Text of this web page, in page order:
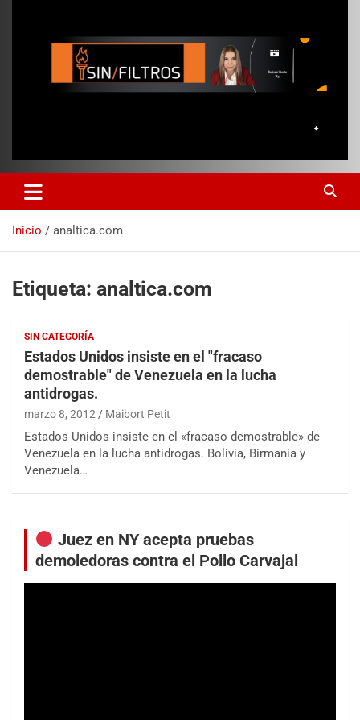
Inicio analtica.com
Etiqueta: analtica.com
SIN CATEGORÍA
Estados Unidos insiste en el "fracaso
demostrable" de Venezuela en la lucha
antidrogas.
marzo 8, 2012 Maibort Petit
Estados Unidos insiste en el «fracaso demostrable» de
Venezuela en la lucha antidrogas. Bolivia, Birmania y
Venezuela…
Juez en NY acepta pruebas
demoledoras contra el Pollo Carvajal